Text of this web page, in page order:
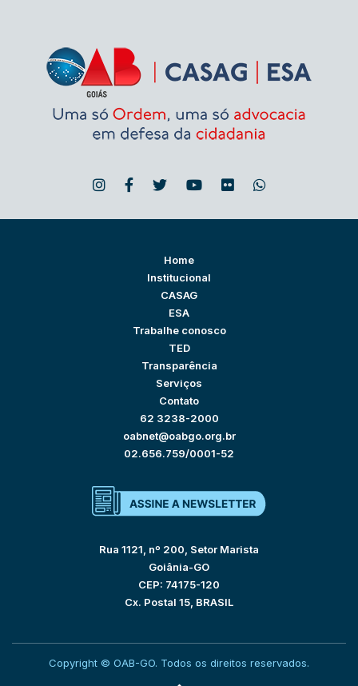
Home
Institucional
CASAG
ESA
Trabalhe conosco
TED
Transparência
Serviços
Contato
62 3238-2000
oabnet@oabgo.org.br
02.656.759/0001-52
Rua 1121, nº 200, Setor Marista
Goiânia-GO
CEP: 74175-120
Cx. Postal 15, BRASIL
Copyright © OAB-GO. Todos os direitos reservados.